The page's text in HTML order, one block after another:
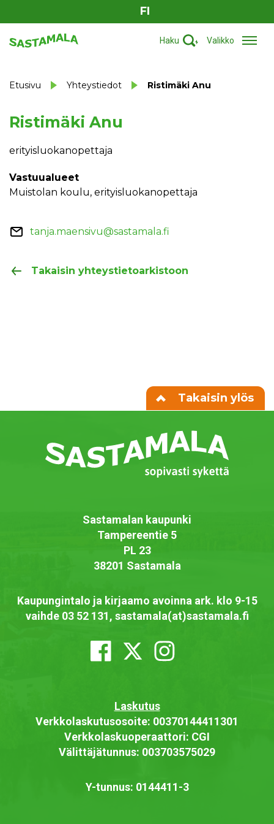
FI
Haku Valikko
Etusivu Yhteystiedot Ristimäki Anu
Ristimäki Anu
erityisluokanopettaja
Vastuualueet
muistolan koulu, erityisluokanopettaja
tanja.maensivu@sastamala.fi
Takaisin yhteystietoarkistoon
Takaisin ylös
Sastamalan kaupunki
Tampereentie 5
PL 23
38201 Sastamala
Kaupungintalo ja kirjaamo avoinna ark. klo 9-15
vaihde 03 52 131, sastamala(at)sastamala.fi
Laskutus
Verkkolaskutusosoite: 00370144411301
Verkkolaskuoperaattori: CGI
Välittäjätunnus: 003703575029
Y-tunnus: 0144411-3